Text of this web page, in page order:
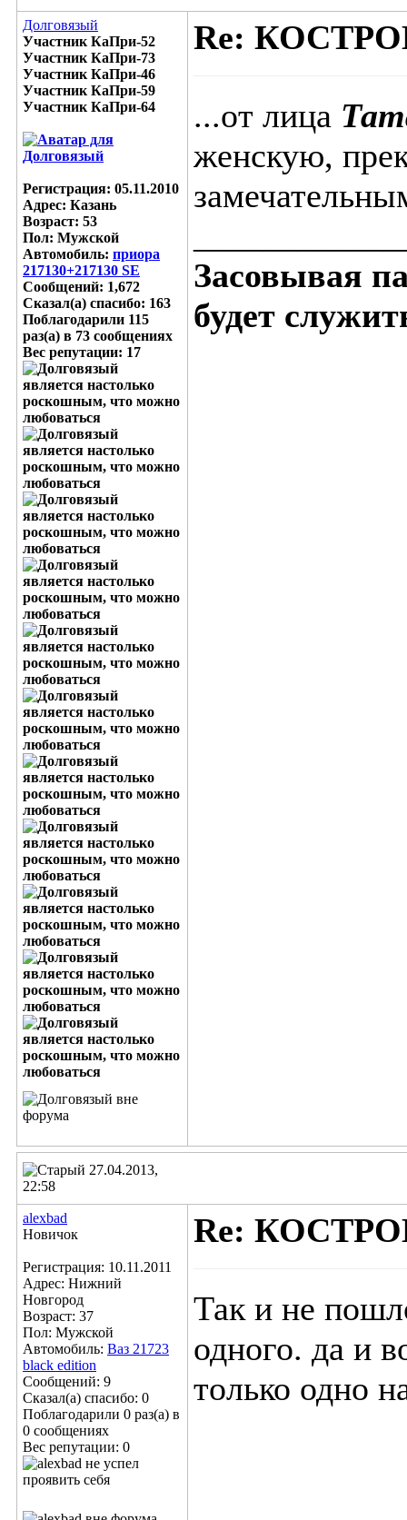
Долговязый
Участник КаПри-52
Участник КаПри-73
Участник КаПри-46
Участник КаПри-59
Участник КаПри-64
Регистрация: 05.11.2010
Адрес: Казань
Возраст: 53
Пол: Мужской
Автомобиль: приора
217130+217130 SE
Сообщений: 1,672
Сказал(а) спасибо: 163
Поблагодарили 115
раз(а) в 73 сообщениях
Вес репутации: 17
Re:
...от лица
женскую,
Засовывая
будет
27.04.2013,
22:58
alexbad
Новичок
Регистрация: 10.11.2011
Адрес: Нижний
Новгород
Возраст: 37
Пол: Мужской
Автомобиль: Ваз 21723
black edition
Сообщений: 9
Сказал(а) спасибо: 0
Поблагодарили 0 раз(а) в
0 сообщениях
Вес репутации: 0
Re:
Так и не
одного. да и
только одно